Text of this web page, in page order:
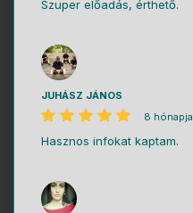
Szuper előadás, érthető.
JUHÁSZ JÁNOS
8 hónapja
Hasznos infokat kaptam.